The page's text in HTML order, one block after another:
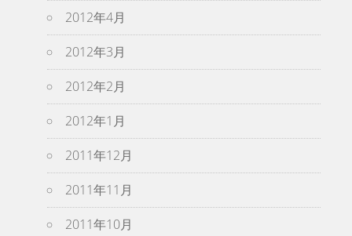
2012年4月
2012年3月
2012年2月
2012年1月
2011年12月
2011年11月
2011年10月